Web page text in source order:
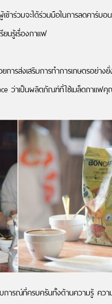
วมจะได้ร่วมมือในการลดคาร์บ
นรู้เรื่องกาแฟ
ส่งเสริมการทำการเกษตรอย่า
ว่าเป็นผลิตภัณฑ์ที่ใช้เมล็ดกาแฟ
การณ์ที่ครบครันทั้งด้านความรู้ ค